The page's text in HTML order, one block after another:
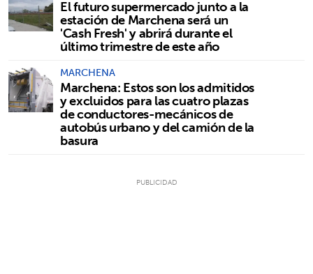
El futuro supermercado junto a la
estación de Marchena será un
'Cash Fresh' y abrirá durante el
último trimestre de este año
MARCHENA
Marchena: Estos son los admitidos
y excluidos para las cuatro plazas
de conductores-mecánicos de
autobús urbano y del camión de la
basura